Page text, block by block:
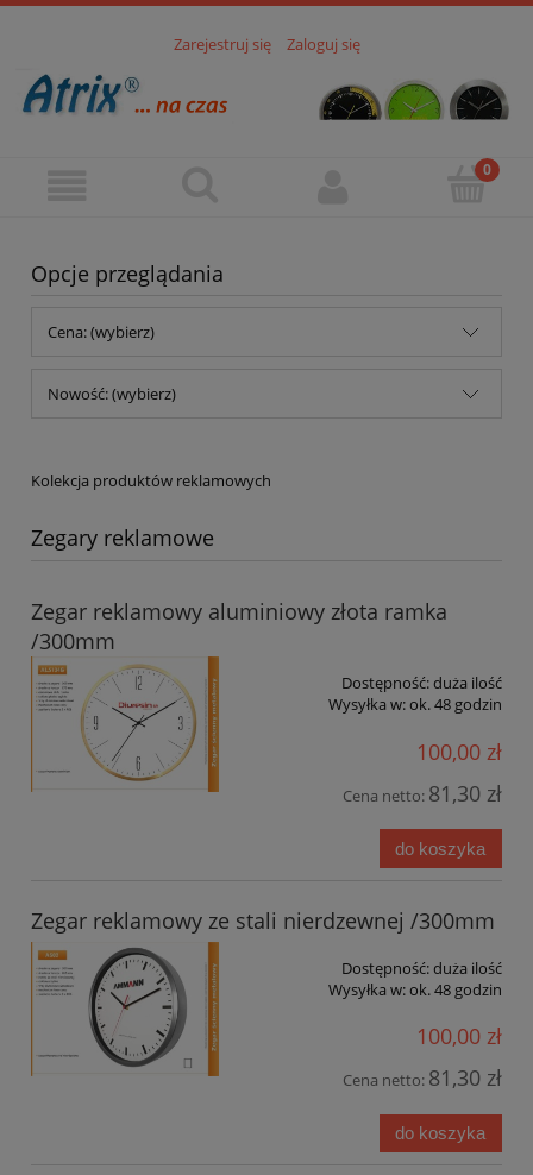
Zarejestruj się Zaloguj się
Opcje przeglądania
Cena: (wybierz)
Nowość: (wybierz)
Kolekcja produktów reklamowych
Zegary reklamowe
Zegar reklamowy aluminiowy złota ramka
/300mm
Dostępność:duża ilość
Wysyłka w:ok. 48 godzin
100,00 zł
Cena netto: 81,30 zł
do koszyka
Zegar reklamowy ze stali nierdzewnej /300mm
Dostępność:duża ilość
Wysyłka w:ok. 48 godzin
100,00 zł
Cena netto: 81,30 zł
do koszyka